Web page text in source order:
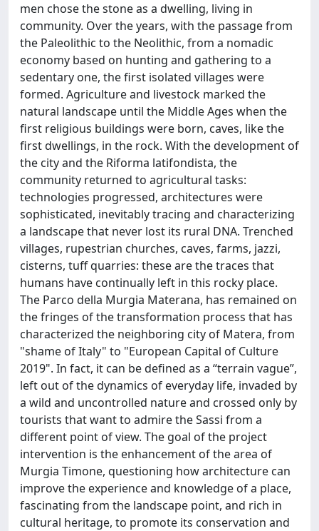
men chose the stone as a dwelling, living in
community. Over the years, with the passage from
the Paleolithic to the Neolithic, from a nomadic
economy based on hunting and gathering to a
sedentary one, the first isolated villages were
formed. Agriculture and livestock marked the
natural landscape until the Middle Ages when the
first religious buildings were born, caves, like the
first dwellings, in the rock. With the development of
the city and the Riforma latifondista, the
community returned to agricultural tasks:
technologies progressed, architectures were
sophisticated, inevitably tracing and characterizing
a landscape that never lost its rural DNA. Trenched
villages, rupestrian churches, caves, farms, jazzi,
cisterns, tuff quarries: these are the traces that
humans have continually left in this rocky place.
The Parco della Murgia Materana, has remained on
the fringes of the transformation process that has
characterized the neighboring city of Matera, from
"shame of Italy" to "European Capital of Culture
2019". In fact, it can be defined as a “terrain vague”,
left out of the dynamics of everyday life, invaded by
a wild and uncontrolled nature and crossed only by
tourists that want to admire the Sassi from a
different point of view. The goal of the project
intervention is the enhancement of the area of
Murgia Timone, questioning how architecture can
improve the experience and knowledge of a place,
fascinating from the landscape point, and rich in
cultural heritage, to promote its conservation and